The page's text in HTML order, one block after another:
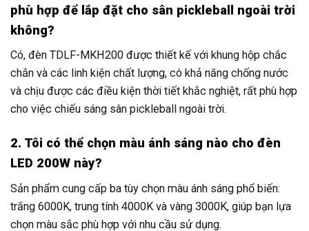
phù hợp để lắp đặt cho sân pickleball ngoài trời
không?
Có, đèn TDLF-MKH200 được thiết kế với khung hộp chắc
chắn và các linh kiện chất lượng, có khả năng chống nước
và chịu được các điều kiện thời tiết khắc nghiệt, rất phù hợp
cho việc chiếu sáng sân pickleball ngoài trời.
2. Tôi có thể chọn màu ánh sáng nào cho đèn
LED 200W này?
Sản phẩm cung cấp ba tùy chọn màu ánh sáng phổ biến:
trắng 6000K, trung tính 4000K và vàng 3000K, giúp bạn lựa
chọn màu sắc phù hợp với nhu cầu sử dụng.